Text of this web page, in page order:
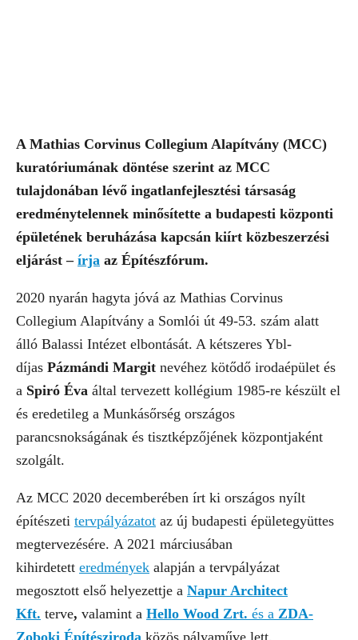
A Mathias Corvinus Collegium Alapítvány (MCC)
kuratóriumának döntése szerint az MCC
tulajdonában lévő ingatlanfejlesztési társaság
eredménytelennek minősítette a budapesti központi
épületének beruházása kapcsán kiírt közbeszerzési
eljárást – írja az Építészfórum.
2020 nyarán hagyta jóvá az Mathias Corvinus
Collegium Alapítvány a Somlói út 49-53. szám alatt
álló Balassi Intézet elbontását. A kétszeres Ybl-
díjas Pázmándi Margit nevéhez kötődő irodaépület és
a Spiró Éva által tervezett kollégium 1985-re készült el
és eredetileg a Munkásőrség országos
parancsnokságának és tisztképzőjének központjaként
szolgált.
Az MCC 2020 decemberében írt ki országos nyílt
építészeti tervpályázatot az új budapesti épületegyüttes
megtervezésére. A 2021 márciusában
kihirdetett eredmények alapján a tervpályázat
megosztott első helyezettje a Napur Architect
Kft. terve, valamint a Hello Wood Zrt. és a ZDA-
Zoboki Építésziroda közös pályaműve lett.